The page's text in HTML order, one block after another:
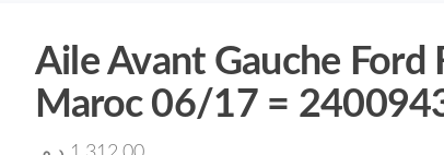
Aile Avant Gauche Ford
Maroc 06/17 =